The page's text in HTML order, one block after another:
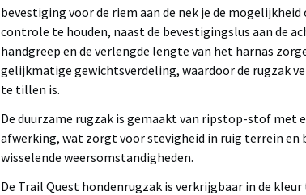
bevestiging voor de riem aan de nek je de mogelijkheid
controle te houden, naast de bevestigingslus aan de
handgreep en de verlengde lengte van het harnas
gelijkmatige gewichtsverdeling, waardoor de rugzak
te tillen is.
De duurzame rugzak is gemaakt van ripstop-stof met
afwerking, wat zorgt voor stevigheid in ruig terrein en
wisselende weersomstandigheden.
De Trail Quest hondenrugzak is verkrijgbaar in de kleur